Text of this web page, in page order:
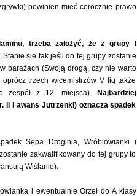
powinien mieć corocznie prawo
trzeba założyć, że z grupy I
Stanie się tak jeśli do tej grupy zostanie
barażach (Swoją drogą, czy nie warto
trzech wicemistrzów V lig także
zespół z 12. miejsca).
Najbardziej
II i awans Jutrzenki) oznacza spadek
Sępa Droginia, Wróblowianki i
zakwalifikowany do tej grupy to
Wiślanie).
i ewentualnie Orzeł do A klasy